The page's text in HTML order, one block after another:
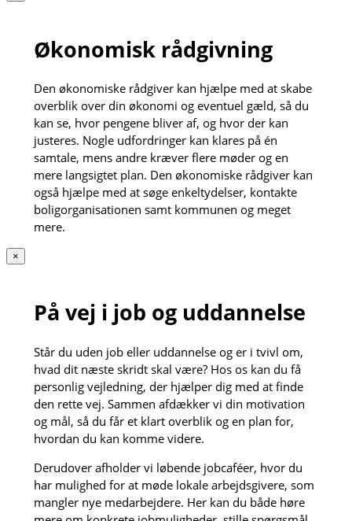
Økonomisk rådgivning
Den økonomiske rådgiver kan hjælpe med at skabe
overblik over din økonomi og eventuel gæld, så du
kan se, hvor pengene bliver af, og hvor der kan
justeres. Nogle udfordringer kan klares på én
samtale, mens andre kræver flere møder og en
mere langsigtet plan. Den økonomiske rådgiver kan
også hjælpe med at søge enkeltydelser, kontakte
boligorganisationen samt kommunen og meget
mere.
×
På vej i job og uddannelse
Står du uden job eller uddannelse og er i tvivl om,
hvad dit næste skridt skal være? Hos os kan du få
personlig vejledning, der hjælper dig med at finde
den rette vej. Sammen afdækker vi din motivation
og mål, så du får et klart overblik og en plan for,
hvordan du kan komme videre.
Derudover afholder vi løbende jobcaféer, hvor du
har mulighed for at møde lokale arbejdsgivere, som
mangler nye medarbejdere. Her kan du både høre